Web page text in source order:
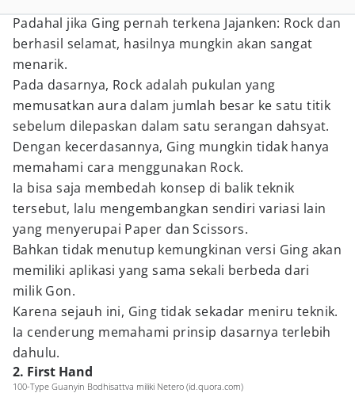
Padahal jika Ging pernah terkena Jajanken: Rock dan
berhasil selamat, hasilnya mungkin akan sangat
menarik.
Pada dasarnya, Rock adalah pukulan yang
memusatkan aura dalam jumlah besar ke satu titik
sebelum dilepaskan dalam satu serangan dahsyat.
Dengan kecerdasannya, Ging mungkin tidak hanya
memahami cara menggunakan Rock.
Ia bisa saja membedah konsep di balik teknik
tersebut, lalu mengembangkan sendiri variasi lain
yang menyerupai Paper dan Scissors.
Bahkan tidak menutup kemungkinan versi Ging akan
memiliki aplikasi yang sama sekali berbeda dari
milik Gon.
Karena sejauh ini, Ging tidak sekadar meniru teknik.
Ia cenderung memahami prinsip dasarnya terlebih
dahulu.
2. First Hand
100-Type Guanyin Bodhisattva miliki Netero (id.quora.com)